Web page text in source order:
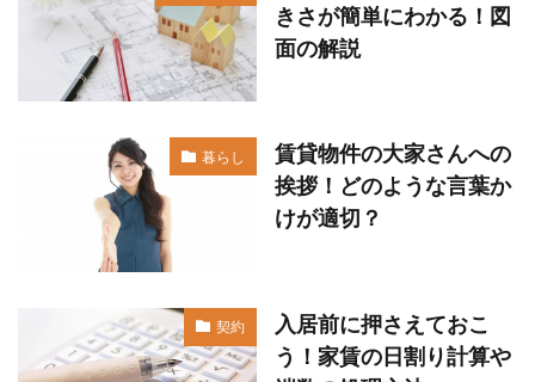
きさが簡単にわかる！図
面の解説
暮らし
賃貸物件の大家さんへの
挨拶！どのような言葉か
けが適切？
契約
入居前に押さえておこ
う！家賃の日割り計算や